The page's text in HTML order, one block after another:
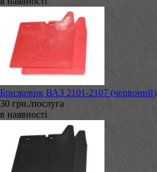
Бризковик ВАЗ 2101-2107 (червоний)
30 грн./послуга
в наявності